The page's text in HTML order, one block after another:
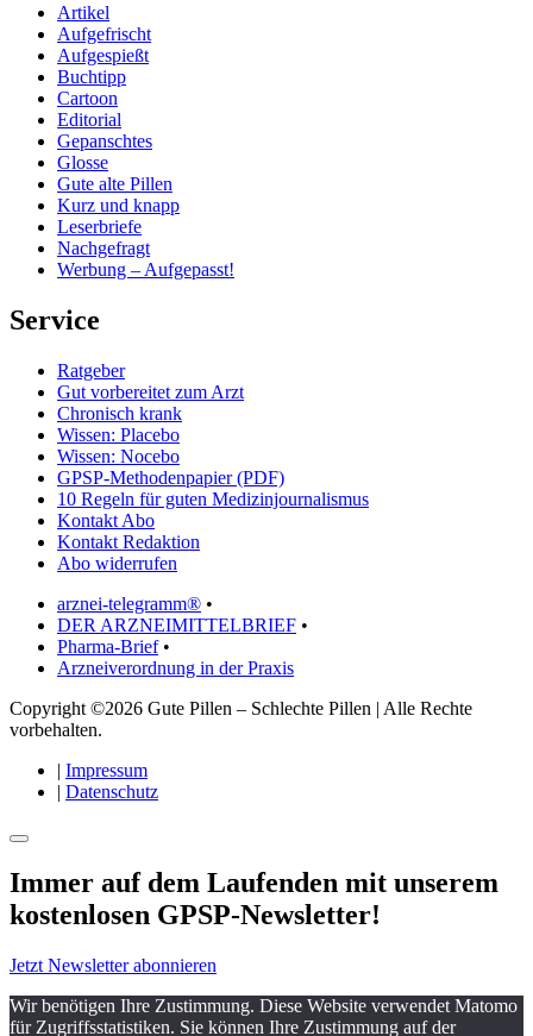
Artikel
Aufgefrischt
Aufgespießt
Buchtipp
Cartoon
Editorial
Gepanschtes
Glosse
Gute alte Pillen
Kurz und knapp
Leserbriefe
Nachgefragt
Werbung – Aufgepasst!
Service
Ratgeber
Gut vorbereitet zum Arzt
Chronisch krank
Wissen: Placebo
Wissen: Nocebo
GPSP-Methodenpapier (PDF)
10 Regeln für guten Medizinjournalismus
Kontakt Abo
Kontakt Redaktion
Abo widerrufen
arznei-telegramm® •
DER ARZNEIMITTELBRIEF •
Pharma-Brief•
Arzneiverordnung in der Praxis
Copyright ©2026 Gute Pillen – Schlechte Pillen | Alle Rechte
vorbehalten.
| Impressum
| Datenschutz
Immer auf dem Laufenden mit unserem
kostenlosen GPSP-Newsletter!
Jetzt Newsletter abonnieren
Wir benötigen Ihre Zustimmung. Diese Website verwendet Matomo
für Zugriffsstatistiken. Sie können Ihre Zustimmung auf der